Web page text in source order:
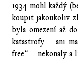
1934 mohl každý
koupit jakoukoliv
byla omezení až
katastrofy – ani
free“ – nekonaly a